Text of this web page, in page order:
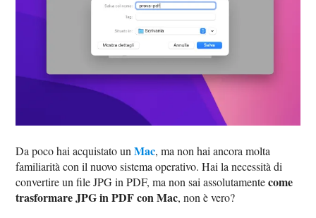
Da poco hai acquistato unMac, ma non hai ancora molta
familiarità con il nuovo sistema operativo. Hai la necessità di
convertire un file JPG in PDF, ma non sai assolutamentecome
trasformare JPG in PDF con Mac, non è vero?